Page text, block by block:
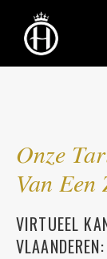
Onze
Van
VIRTUEEL